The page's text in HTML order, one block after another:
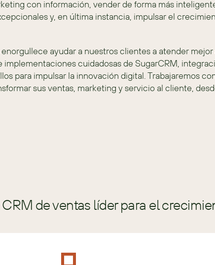
con información, vender de forma más
y, en última instancia, impulsar el
ayudar a nuestros clientes a atender mejor
cuidadosas de SugarCRM,
para impulsar la innovación digital. Trabajaremos
sus ventas, marketing y servicio al cliente,
de ventas líder para el